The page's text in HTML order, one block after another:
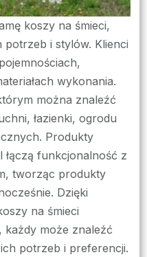
koszy na śmieci,
i stylów. Klienci
wykonania.
można znaleźć
łazienki, ogrodu
Produkty
funkcjonalność z
tworząc produkty
Dzięki
na śmieci
może znaleźć
potrzeb i preferencji.